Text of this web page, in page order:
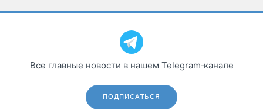
Все главные новости в нашем Telegram‑канале
ПОДПИСАТЬСЯ